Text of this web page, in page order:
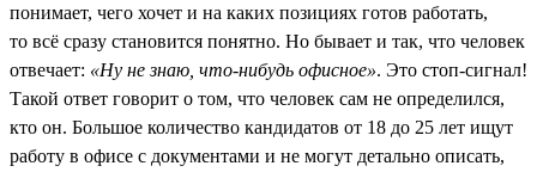
понимает, чего хочет и на каких позициях готов работать,
то всё сразу становится понятно. Но бывает и так, что человек
отвечает: «Ну не знаю, что-нибудь офисное». Это стоп-сигнал!
Такой ответ говорит о том, что человек сам не определился,
кто он. Большое количество кандидатов от 18 до 25 лет ищут
работу в офисе с документами и не могут детально описать,